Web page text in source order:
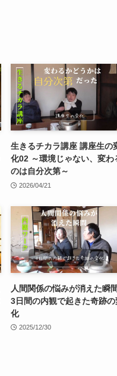
生きるチカラ講座 講座生の
化02 ～環境じゃない、変わ
のは自分次第～
2026/04/21
人間関係の悩みが消えた瞬
3日間の内観で起きた奇跡の
化
2025/12/30